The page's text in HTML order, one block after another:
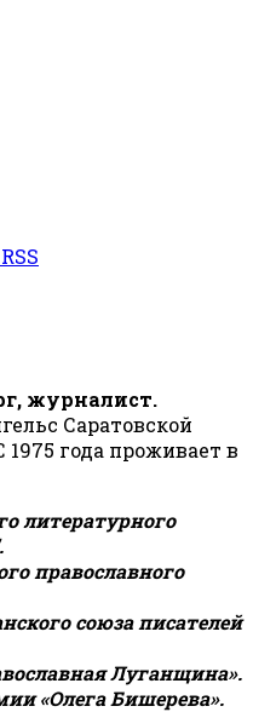
журналист.
Саратовской
1975 года проживает в
литературного
православного
союза писателей
Луганщина».
«Олега Бишерева».